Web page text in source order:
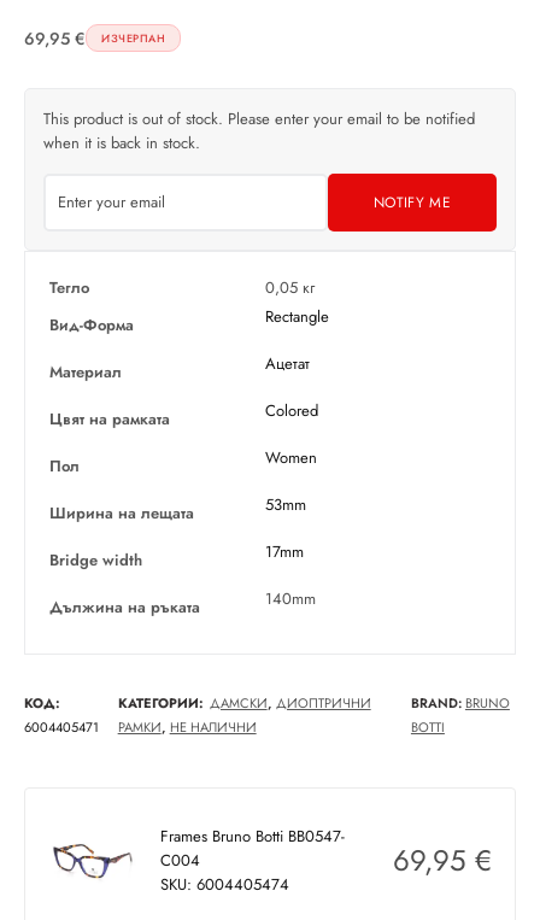
69,95 € ИЗЧЕРПАН
This product is out of stock. Please enter your email to be notified
when it is back in stock.
NOTIFY ME
Тегло
0,05 кг
Вид-Форма
Rectangle
Материал Ацетат
Цвят на рамката Colored
Пол Women
Ширина на лещата 53mm
Bridge width 17mm
Дължина на ръката 140mm
КОД:
6004405471
КАТЕГОРИИ: ДАМСКИ, ДИОПТРИЧНИ
РАМКИ, НЕ НАЛИЧНИ
BRAND: BRUNO
BOTTI
Frames Bruno Botti BB0547-
C004
SKU: 6004405474
69,95 €